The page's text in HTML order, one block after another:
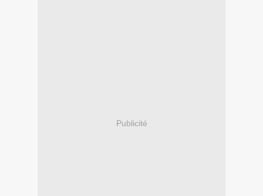
Publicité